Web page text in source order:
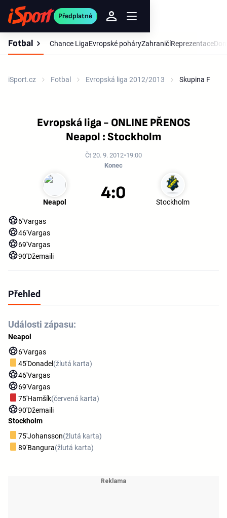
Předplatné
Fotbal Chance LigaEvropské poháryZahraničíReprezentace
iSport.cz Fotbal Evropská liga 2012/2013 Skupina F
Evropská liga - ONLINE PŘENOS
Neapol : Stockholm
Čt 20. 9. 2012 19:00
Konec
Neapol Stockholm
4:0
6'Vargas
46'Vargas
69'Vargas
90'Džemaili
Přehled
Události zápasu:
Neapol
6'Vargas
45'Donadel(žlutá karta)
46'Vargas
69'Vargas
75'Hamšík(červená karta)
90'Džemaili
Stockholm
75'Johansson(žlutá karta)
89'Bangura(žlutá karta)